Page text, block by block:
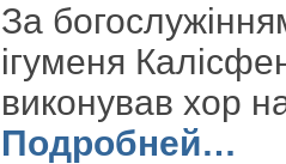
За
ігуменя
виконував хор
Подробней…